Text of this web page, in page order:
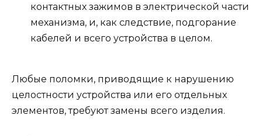
контактных зажимов в электрической части
механизма, и, как следствие, подгорание
кабелей и всего устройства в целом.
Любые поломки, приводящие к нарушению
целостности устройства или его отдельных
элементов, требуют замены всего изделия.